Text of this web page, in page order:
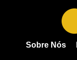
Sobre Nós